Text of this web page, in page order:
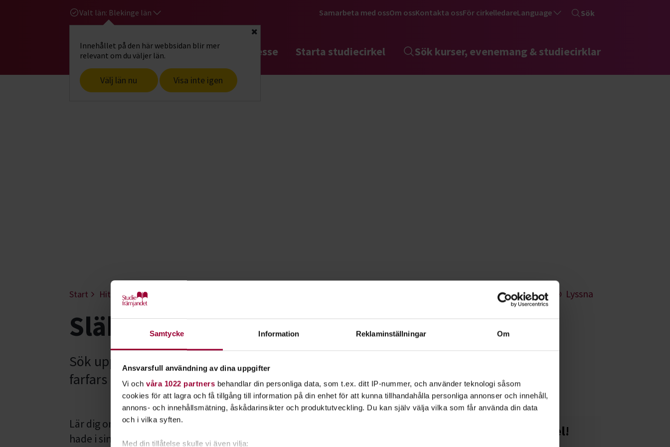
Samtycke Information Reklaminställningar Om
Ansvarsfull användning av dina uppgifter
Vi och våra 1022 partners behandlar din personliga data, som t.ex. ditt IP-nummer, och använder teknologi såsom
cookies för att lagra och få tillgång till information på din enhet för att kunna tillhandahålla personliga annonser och innehåll,
annons- och innehållsmätning, åskådarinsikter och produktutveckling. Du kan själv välja vilka som får använda din data
och i vilka syften.
Med din tillåtelse skulle vi även vilja:
Valt län: Blekinge län
Innehållet på den här webbsidan blir mer
relevant om du väljer län.
Välj län nu Visa inte igen
Stäng
Samarbeta med ossOm ossKontakta ossFör cirkelledareLanguage Sök
Gå till studiefrämjandets startsidaHitta intresse Starta studiecirkel Sök kurser, evenemang & studiecirklar
Start Hitta intresse Lyssna
Släktforskning - Blekinge
Sök upp dina rötter. Ta reda på mer om din hembygd och vem som var din farfars
farfars far.
Lär dig om hur dina gamla släktingar levde sina liv och vilka utmaningar de
hade i sin vardag. I en studiecirkel kan du utforska kyrkböcker, militärarkiv,
Starta en studiecirkel!